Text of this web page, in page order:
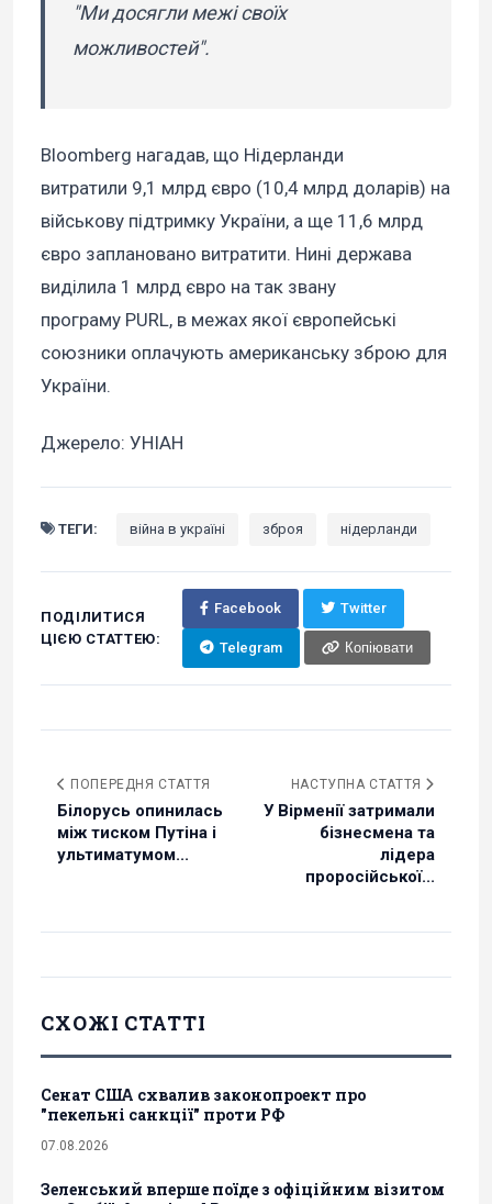
"Ми досягли межі своїх
можливостей".
Bloomberg нагадав, що Нідерланди
витратили 9,1 млрд євро (10,4 млрд доларів) на
військову підтримку України, а ще 11,6 млрд
євро заплановано витратити. Нині держава
виділила 1 млрд євро на так звану
програму PURL, в межах якої європейські
союзники оплачують американську зброю для
України.
Джерело: УНІАН
ТЕГИ: війна в україні зброя нідерланди
ПОДІЛИТИСЯ
ЦІЄЮ СТАТТЕЮ:
Facebook Twitter
Telegram Копіювати
ПОПЕРЕДНЯ СТАТТЯ
Білорусь опинилась
між тиском Путіна і
ультиматумом...
НАСТУПНА СТАТТЯ
У Вірменії затримали
бізнесмена та
лідера
проросійської...
СХОЖІ СТАТТІ
Сенат США схвалив законопроект про
"пекельні санкції" проти РФ
07.08.2026
Зеленський вперше поїде з офіційним візитом